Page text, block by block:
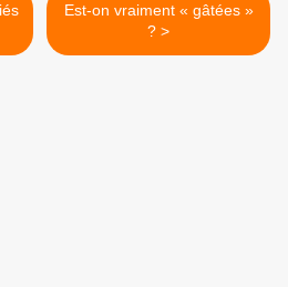
Est-on vraiment « gâtées »
? >